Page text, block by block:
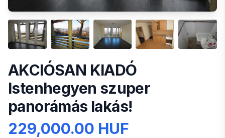
AKCIÓSAN KIADÓ
Istenhegyen szuper
panorámás lakás!
229,000.00 HUF